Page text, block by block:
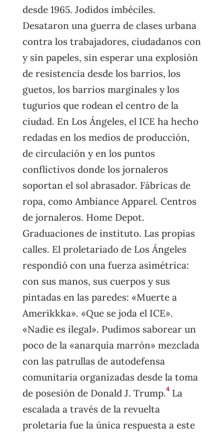
desde 1965. Jodidos imbéciles.
Desataron una guerra de clases urbana
contra los trabajadores, ciudadanos con
y sin papeles, sin esperar una explosión
de resistencia desde los barrios, los
guetos, los barrios marginales y los
tugurios que rodean el centro de la
ciudad. En Los Ángeles, el ICE ha hecho
redadas en los medios de producción,
de circulación y en los puntos
conflictivos donde los jornaleros
soportan el sol abrasador. Fábricas de
ropa, como Ambiance Apparel. Centros
de jornaleros. Home Depot.
Graduaciones de instituto. Las propias
calles. El proletariado de Los Ángeles
respondió con una fuerza asimétrica:
con sus manos, sus cuerpos y sus
pintadas en las paredes: «Muerte a
Amerikkka». «Que se joda el ICE».
«Nadie es ilegal». Pudimos saborear un
poco de la «anarquía marrón» mezclada
con las patrullas de autodefensa
comunitaria organizadas desde la toma
de posesión de Donald J. Trump.4La
escalada a través de la revuelta
proletaria fue la única respuesta a este